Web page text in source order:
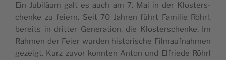
Ein Jubi­läum galt es auch am 7. Mai in der Klos­ters­
chen­ke zu feiern. Seit 70 Jah­ren führt Fami­lie Röhrl,
bereits in drit­ter Gene­ra­tion, die Klos­ters­chen­ke. Im
Rah­men der Feier wur­den his­to­ris­che Fil­mauf­nah­men
gezeigt. Kurz zuvor konn­ten Anton und Elfrie­de Röhrl